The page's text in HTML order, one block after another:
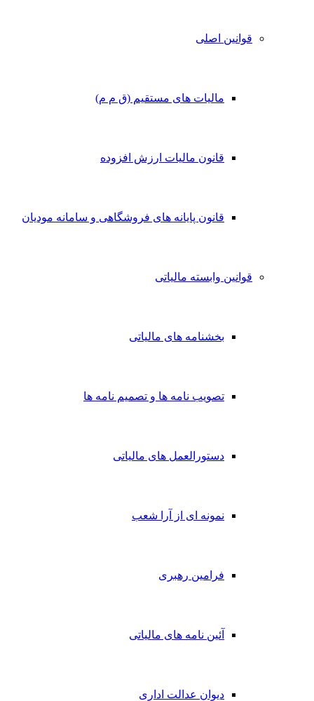
قوانین اصلی
مالیات های مستقیم (ق م م)
قانون مالیات ارزش افزوده
قانون پایانه های فروشگاهی و سامانه مودیان
قوانین وابسته مالیاتی
بخشنامه های مالیاتی
تصویب نامه ها و تصمیم نامه ها
دستورالعمل های مالیاتی
نمونه ای از آرا شعب
فرامین رهبری
آئین نامه های مالیاتی
دیوان عدالت اداری